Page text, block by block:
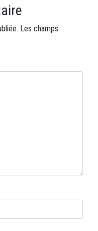
Les champs